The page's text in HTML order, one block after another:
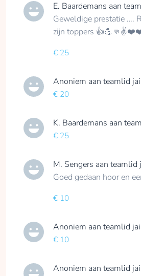
E. Baardemans aan
Geweldige prestatie ….
zijn toppers
€ 25
Anoniem aan teamlid
€ 20
K. Baardemans aan
€ 25
M. Sengers aan teamlid
Goed gedaan hoor en
€ 10
Anoniem aan teamlid
€ 10
Anoniem aan teamlid